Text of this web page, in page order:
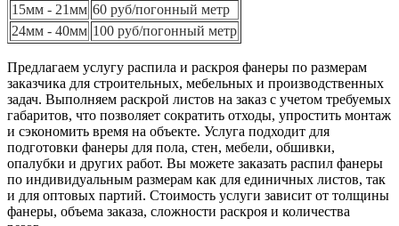
15мм - 21мм 60 руб/погонный метр
24мм - 40мм 100 руб/погонный метр
Предлагаем услугу распила и раскроя фанеры по размерам
заказчика для строительных, мебельных и производственных
задач. Выполняем раскрой листов на заказ с учетом требуемых
габаритов, что позволяет сократить отходы, упростить монтаж
и сэкономить время на объекте. Услуга подходит для
подготовки фанеры для пола, стен, мебели, обшивки,
опалубки и других работ. Вы можете заказать распил фанеры
по индивидуальным размерам как для единичных листов, так
и для оптовых партий. Стоимость услуги зависит от толщины
фанеры, объема заказа, сложности раскроя и количества